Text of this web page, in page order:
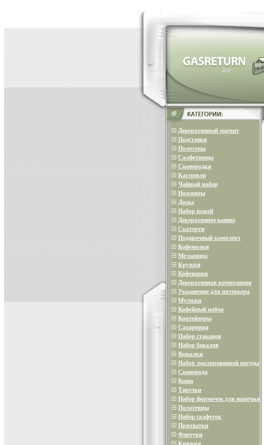
Декоративный магнит
Подставки
Полотены
Салфетницы
Сковородки
Кастрюли
Чайный набор
Ножницы
Доска
Набор ножей
Декоративное кашпо
Скатерти
Подарочный комплект
Кофемолки
Мельницы
Кружки
Кофеварки
Декоративная композиция
Украшение для интерьера
Муляжи
Кофейный набор
Контейнеры
Сахарница
Набор стаканов
Набор бокалов
Вешалки
Набор эмалированной посуды
Сковорода
Ковш
Тарелки
Набор формочек для выпечки
Полотенцы
Набор салфеток
Прихватки
Фартуки
Книжки